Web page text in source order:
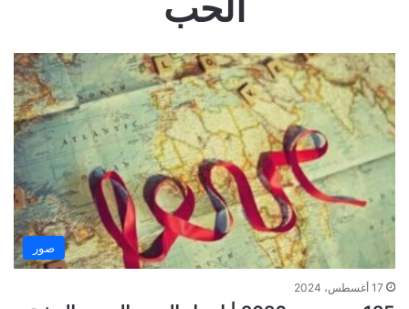
صور
17 أغسطس، 2024